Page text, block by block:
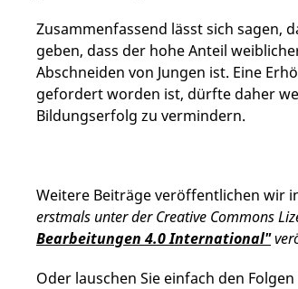
Zusammenfassend lässt sich sagen,
geben, dass der hohe Anteil
Abschneiden von Jungen ist. Eine
gefordert worden ist, dürfte daher
Bildungserfolg zu vermindern.
Weitere Beiträge veröffentlichen wir
erstmals unter der Creative Commons
Bearbeitungen 4.0 International"
Oder lauschen Sie einfach den Folgen